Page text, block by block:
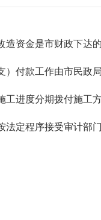
资金是市财政下达
付款工作由市民政
进度分期拨付施工
定程序接受审计部门